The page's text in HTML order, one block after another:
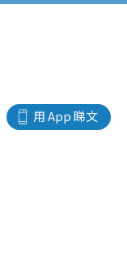
用 App 睇文